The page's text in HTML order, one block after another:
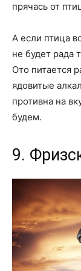
прячась от
А если птица
не будет рада
Ото питается
ядовитые
противна на
будем.
9.